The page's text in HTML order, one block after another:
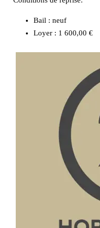
Bail : neuf
Loyer : 1 600,00 €